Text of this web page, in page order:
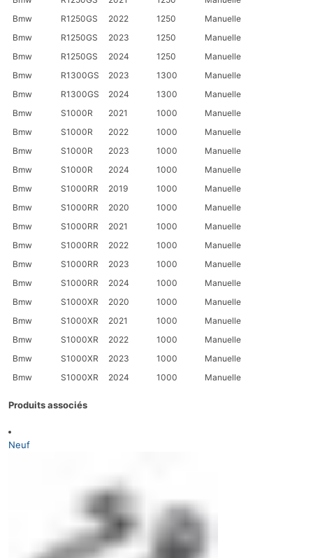
Bmw
R1250GS 2022 1250
Manuelle
Bmw
R1250GS 2023 1250
Manuelle
Bmw
R1250GS 2024 1250
Manuelle
Bmw
R1300GS 2023 1300
Manuelle
Bmw
R1300GS 2024 1300
Manuelle
Bmw
S1000R 2021 1000
Manuelle
Bmw
S1000R 2022 1000
Manuelle
Bmw
S1000R 2023 1000
Manuelle
Bmw
S1000R 2024 1000
Manuelle
Bmw
S1000RR 2019 1000
Manuelle
Bmw
S1000RR 2020 1000
Manuelle
Bmw
S1000RR 2021 1000
Manuelle
Bmw
S1000RR 2022 1000
Manuelle
Bmw
S1000RR 2023 1000
Manuelle
Bmw
S1000RR 2024 1000
Manuelle
Bmw
S1000XR 2020 1000
Manuelle
Bmw
S1000XR 2021 1000
Manuelle
Bmw
S1000XR 2022 1000
Manuelle
Bmw
S1000XR 2023 1000
Manuelle
Bmw
S1000XR 2024 1000 Manuelle
Produits associés
Neuf